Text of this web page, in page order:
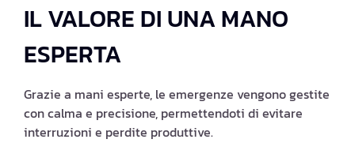
IL VALORE DI UNA MANO
ESPERTA
Grazie a mani esperte, le emergenze vengono gestite
con calma e precisione, permettendoti di evitare
interruzioni e perdite produttive.